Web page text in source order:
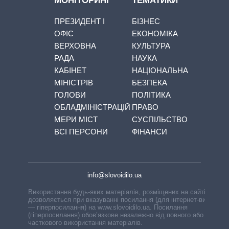
ПРЕЗИДЕНТ І
ОФІС
ВЕРХОВНА
РАДА
КАБІНЕТ
МІНІСТРІВ
ГОЛОВИ
ОБЛАДМІНІСТРАЦІЙ
МЕРИ МІСТ
ВСІ ПЕРСОНИ
БІЗНЕС
ЕКОНОМІКА
КУЛЬТУРА
НАУКА
НАЦІОНАЛЬНА
БЕЗПЕКА
ПОЛІТИКА
ПРАВО
СУСПІЛЬСТВО
ФІНАНСИ
info@slovoidilo.ua
Використання будь-яких матеріалів, розміщених на сайті,
дозволяється при вказуванні посилання (для інтернет-видань
— гіперпосилання) на www.slovoidilo.ua. Посилання
(гіперпосилання) обов’язкове незалежно від повного або
часткового використання матеріалів.